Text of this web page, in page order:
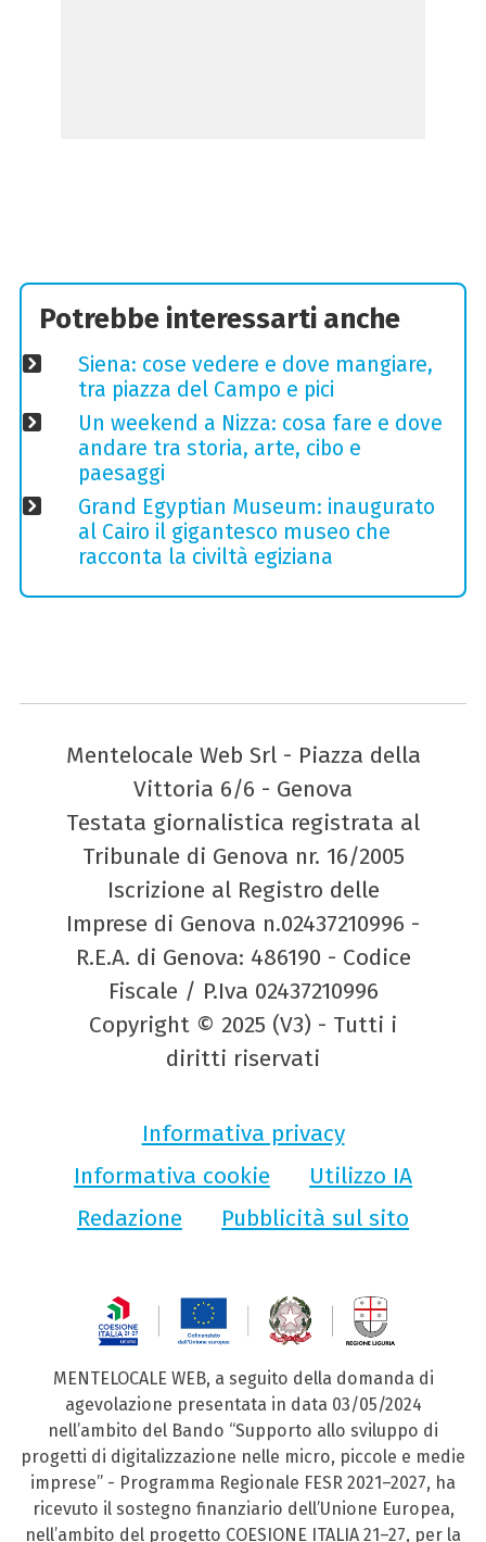
Potrebbe interessarti anche
Siena: cose vedere e dove mangiare,
tra piazza del Campo e pici
Un weekend a Nizza: cosa fare e dove
andare tra storia, arte, cibo e
paesaggi
Grand Egyptian Museum: inaugurato
al Cairo il gigantesco museo che
racconta la civiltà egiziana
Mentelocale Web Srl - Piazza della
Vittoria 6/6 - Genova
Testata giornalistica registrata al
Tribunale di Genova nr. 16/2005
Iscrizione al Registro delle
Imprese di Genova n.02437210996 -
R.E.A. di Genova: 486190 - Codice
Fiscale / P.Iva 02437210996
Copyright © 2025 (V3) - Tutti i
diritti riservati
Informativa privacy
Informativa cookie
Utilizzo IA
Redazione
Pubblicità sul sito
MENTELOCALE WEB, a seguito della domanda di
agevolazione presentata in data 03/05/2024
nell’ambito del Bando “Supporto allo sviluppo di
progetti di digitalizzazione nelle micro, piccole e medie
imprese” - Programma Regionale FESR 2021–2027, ha
ricevuto il sostegno finanziario dell’Unione Europea,
nell’ambito del progetto COESIONE ITALIA 21–27, per la